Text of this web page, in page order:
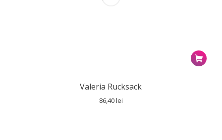
Valeria Rucksack
86,40lei